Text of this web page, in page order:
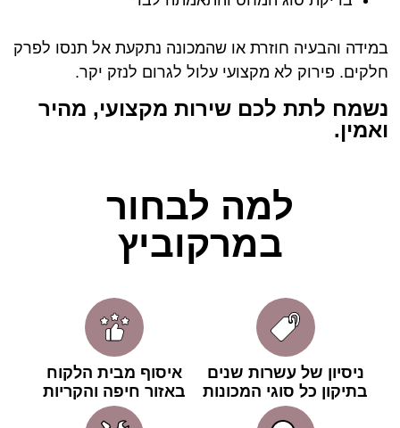
במידה והבעיה חוזרת או שהמכונה נתקעת אל תנסו לפרק
חלקים. פירוק לא מקצועי עלול לגרום לנזק יקר.
נשמח לתת לכם שירות מקצועי, מהיר
ואמין.
למה לבחור
במרקוביץ
ניסיון של עשרות שנים
בתיקון כל סוגי המכונות
איסוף מבית הלקוח
באזור חיפה והקריות